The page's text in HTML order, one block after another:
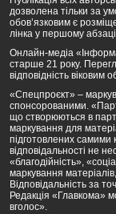
дозволена тільки за
обов’язковим є
лінка у першому
Онлайн-медіа
старше 21 року.
відповідність віковим
«Спецпроєкт» –
спонсорованими.
що створюються в
маркування для
підготовлених самими
відповідальності не
«благодійність»,
маркування
Відповідальність за
Редакція «Главкома»
вголос».